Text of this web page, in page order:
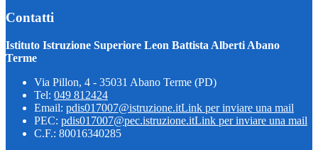
Contatti
Istituto Istruzione Superiore Leon Battista Alberti Abano
Terme
Via Pillon, 4 - 35031 Abano Terme (PD)
Tel: 049 812424
Email: pdis017007@istruzione.itLink per inviare una mail
PEC: pdis017007@pec.istruzione.itLink per inviare una mail
C.F.: 80016340285